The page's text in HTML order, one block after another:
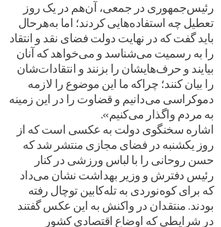
رئیس‌جمهوری در جمعی، آن‌هم در یک روز
تعطیل چه استفاده‌هایی کردند؛ اما به‌هرحال
باید گفت که در نهایت دولت فضای نقد و انتقاد
را به رسمیت می‌شناسد و می‌خواهد که آنان
بیایند و حرف‌هایشان را بزنند و انتقادات‌شان
را بیان کنند؛ چراکه ما این موضوع را لازمه
دموکراسی می‌دانیم و قضاوت را در این زمینه
به مردم واگذار می‌کنیم».
اشاره سخنگوی دولت به عکسی است که از
روز یکشنبه در فضای مجازی منتشر شد که
حسن روحانی را با لباس ورزشی در کنار
رئیس دفترش و وزیر بهداشت نشان می‌داد
که برای کوه‌نوردی به تله‌کابین توچال رفته‌
بودند. منتقدان در واکنش به این عکس گفتند
در شرایطی که اوضاع اقتصادی کشور